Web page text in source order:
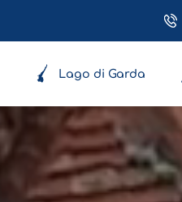
Lago di Garda